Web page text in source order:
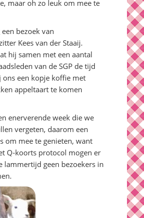
maar oh zo leuk om mee te
bezoek van
Kees van der Staaij.
hij samen met een aantal
van de SGP de tijd
ons een kopje koffie met
appeltaart te komen
enerverende week die we
vergeten, daarom een
om mee te genieten, want
Q-koorts protocol mogen er
lammertijd geen bezoekers in